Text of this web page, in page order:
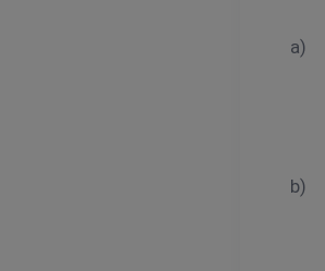
a)
b)